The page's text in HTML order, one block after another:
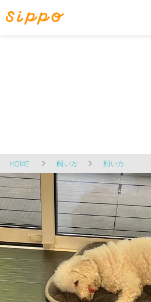
HOME 飼い方 飼い方